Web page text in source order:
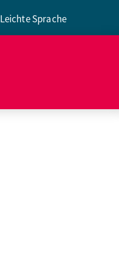
Leichte Sprache